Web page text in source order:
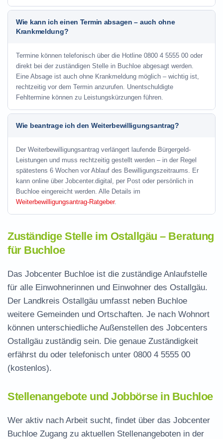
Wie kann ich einen Termin absagen – auch ohne
Krankmeldung?
Termine können telefonisch über die Hotline 0800 4 5555 00 oder
direkt bei der zuständigen Stelle in Buchloe abgesagt werden.
Eine Absage ist auch ohne Krankmeldung möglich – wichtig ist,
rechtzeitig vor dem Termin anzurufen. Unentschuldigte
Fehltermine können zu Leistungskürzungen führen.
Wie beantrage ich den Weiterbewilligungsantrag?
Der Weiterbewilligungsantrag verlängert laufende Bürgergeld-
Leistungen und muss rechtzeitig gestellt werden – in der Regel
spätestens 6 Wochen vor Ablauf des Bewilligungszeitraums. Er
kann online über Jobcenter.digital, per Post oder persönlich in
Buchloe eingereicht werden. Alle Details im
Weiterbewilligungsantrag-Ratgeber.
Zuständige Stelle im Ostallgäu – Beratung
für Buchloe
Das Jobcenter Buchloe ist die zuständige Anlaufstelle
für alle Einwohnerinnen und Einwohner des Ostallgäu.
Der Landkreis Ostallgäu umfasst neben Buchloe
weitere Gemeinden und Ortschaften. Je nach Wohnort
können unterschiedliche Außenstellen des Jobcenters
Ostallgäu zuständig sein. Die genaue Zuständigkeit
erfährst du oder telefonisch unter 0800 4 5555 00
(kostenlos).
Stellenangebote und Jobbörse in Buchloe
Wer aktiv nach Arbeit sucht, findet über das Jobcenter
Buchloe Zugang zu aktuellen Stellenangeboten in der